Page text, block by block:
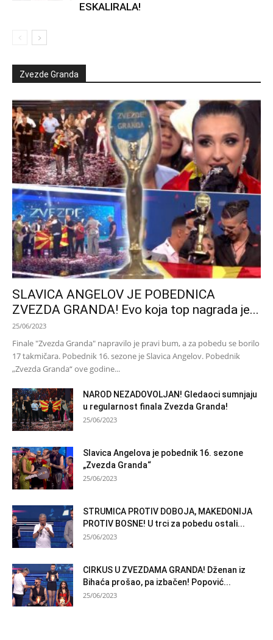
ESKALIRALA!
Zvezde Granda
SLAVICA ANGELOV JE POBEDNICA
ZVEZDA GRANDA! Evo koja top nagrada je...
25/06/2023
Finale "Zvezda Granda" napravilo je pravi bum, a za pobedu se borilo
17 takmičara. Pobednik 16. sezone je Slavica Angelov. Pobednik
„Zvezda Granda“ ove godine...
NAROD NEZADOVOLJAN! Gledaoci sumnjaju
u regularnost finala Zvezda Granda!
25/06/2023
Slavica Angelova je pobednik 16. sezone
„Zvezda Granda“
25/06/2023
STRUMICA PROTIV DOBOJA, MAKEDONIJA
PROTIV BOSNE! U trci za pobedu ostali...
25/06/2023
CIRKUS U ZVEZDAMA GRANDA! Dženan iz
Bihaća prošao, pa izbačen! Popović...
25/06/2023